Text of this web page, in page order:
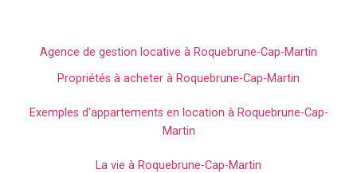
Agence de gestion locative à Roquebrune-Cap-Martin
Propriétés à acheter à Roquebrune-Cap-Martin
Exemples d'appartements en location à Roquebrune-Cap-
Martin
La vie à Roquebrune-Cap-Martin